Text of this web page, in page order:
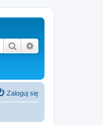
Szukaj
Zaloguj się